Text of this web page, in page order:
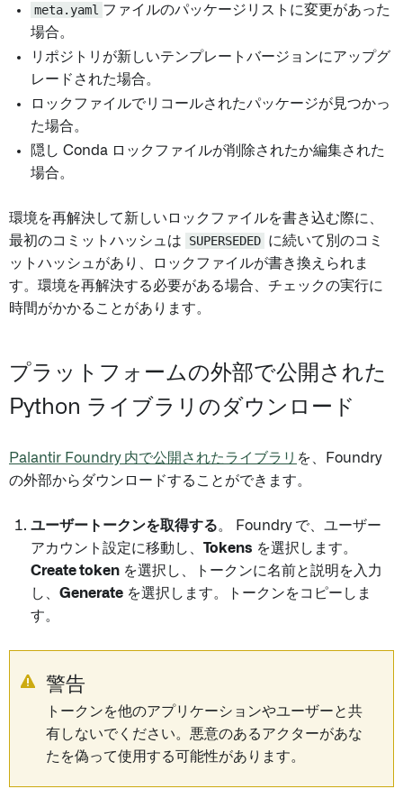
meta.yaml ファイルのパッケージリストに変更があった
場合。
リポジトリが新しいテンプレートバージョンにアップグ
レードされた場合。
ロックファイルでリコールされたパッケージが見つかっ
た場合。
隠し Conda ロックファイルが削除されたか編集された
場合。
環境を再解決して新しいロックファイルを書き込む際に、
最初のコミットハッシュは
SUPERSEDED に続いて別のコミ
ットハッシュがあり、ロックファイルが書き換えられま
す。環境を再解決する必要がある場合、チェックの実行に
時間がかかることがあります。
プラットフォームの外部で公開された
Python ライブラリのダウンロード
Palantir Foundry 内で公開されたライブラリ を、Foundry
の外部からダウンロードすることができます。
ユーザートークンを取得する。 Foundry で、ユーザー
アカウント設定に移動し、 Tokens を選択します。
Create token を選択し、トークンに名前と説明を入力
し、 Generate を選択します。トークンをコピーしま
す。
警告
トークンを他のアプリケーションやユーザーと共
有しないでください。悪意のあるアクターがあな
たを偽って使用する可能性があります。